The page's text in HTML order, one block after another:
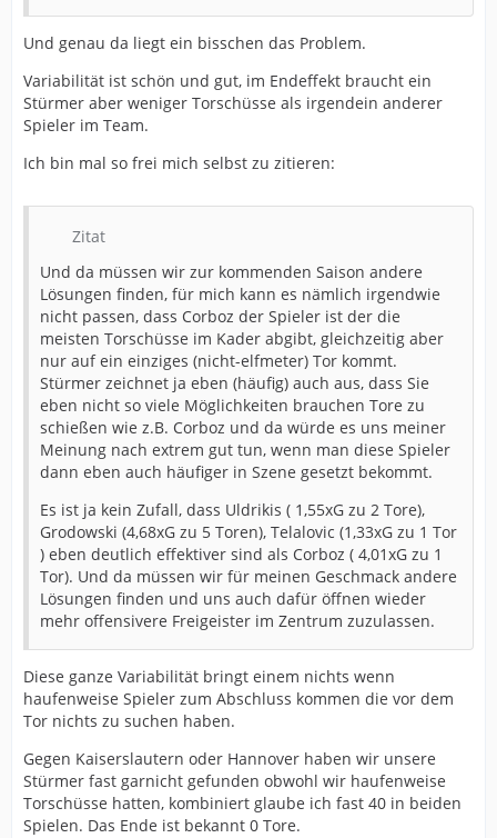
Und genau da liegt ein bisschen das Problem.
Variabilität ist schön und gut, im Endeffekt braucht ein
Stürmer aber weniger Torschüsse als irgendein anderer
Spieler im Team.
Ich bin mal so frei mich selbst zu zitieren:
Zitat
Und da müssen wir zur kommenden Saison andere
Lösungen finden, für mich kann es nämlich irgendwie
nicht passen, dass Corboz der Spieler ist der die
meisten Torschüsse im Kader abgibt, gleichzeitig aber
nur auf ein einziges (nicht-elfmeter) Tor kommt.
Stürmer zeichnet ja eben (häufig) auch aus, dass Sie
eben nicht so viele Möglichkeiten brauchen Tore zu
schießen wie z.B. Corboz und da würde es uns meiner
Meinung nach extrem gut tun, wenn man diese Spieler
dann eben auch häufiger in Szene gesetzt bekommt.
Es ist ja kein Zufall, dass Uldrikis ( 1,55xG zu 2 Tore),
Grodowski (4,68xG zu 5 Toren), Telalovic (1,33xG zu 1 Tor
) eben deutlich effektiver sind als Corboz ( 4,01xG zu 1
Tor). Und da müssen wir für meinen Geschmack andere
Lösungen finden und uns auch dafür öffnen wieder
mehr offensivere Freigeister im Zentrum zuzulassen.
Diese ganze Variabilität bringt einem nichts wenn
haufenweise Spieler zum Abschluss kommen die vor dem
Tor nichts zu suchen haben.
Gegen Kaiserslautern oder Hannover haben wir unsere
Stürmer fast garnicht gefunden obwohl wir haufenweise
Torschüsse hatten, kombiniert glaube ich fast 40 in beiden
Spielen. Das Ende ist bekannt 0 Tore.